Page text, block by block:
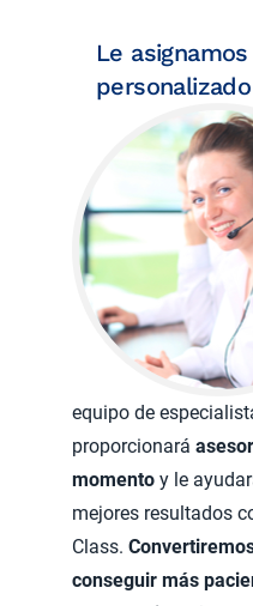
Le
personalizado
equipo de
proporcionará
momento y le
mejores resultados
Class.
conseguir más